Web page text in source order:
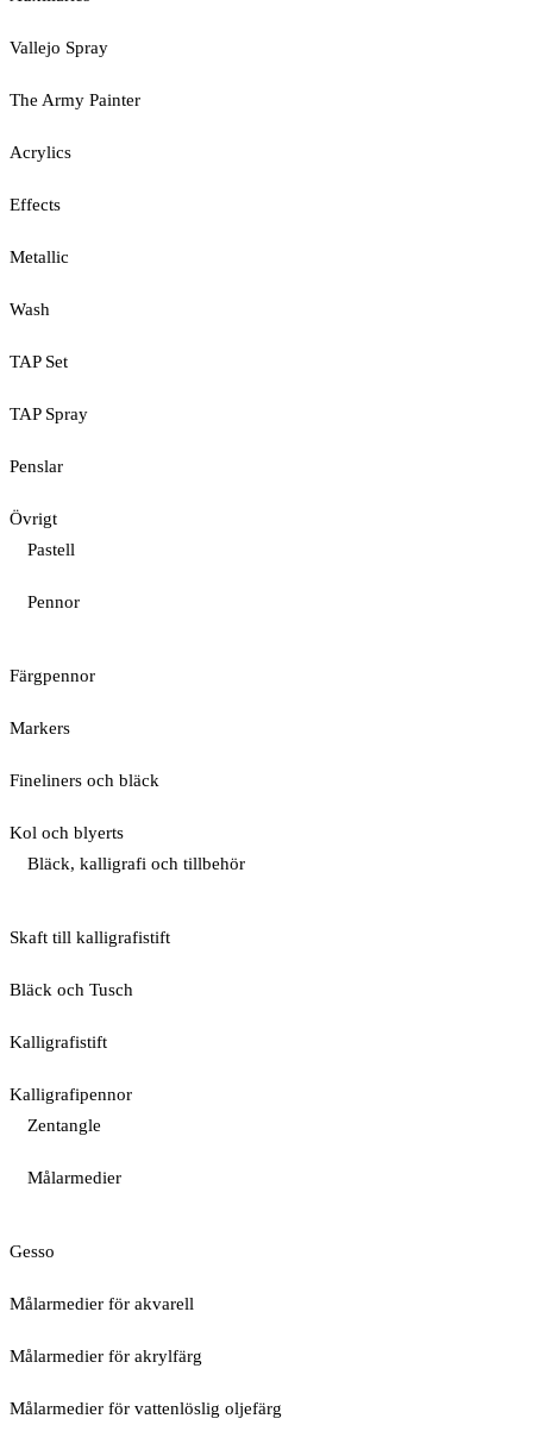
Vallejo Spray
The Army Painter
Acrylics
Effects
Metallic
Wash
TAP Set
TAP Spray
Penslar
Övrigt
Pastell
Pennor
Färgpennor
Markers
Fineliners och bläck
Kol och blyerts
Bläck, kalligrafi och tillbehör
Skaft till kalligrafistift
Bläck och Tusch
Kalligrafistift
Kalligrafipennor
Zentangle
Målarmedier
Gesso
Målarmedier för akvarell
Målarmedier för akrylfärg
Målarmedier för vattenlöslig oljefärg